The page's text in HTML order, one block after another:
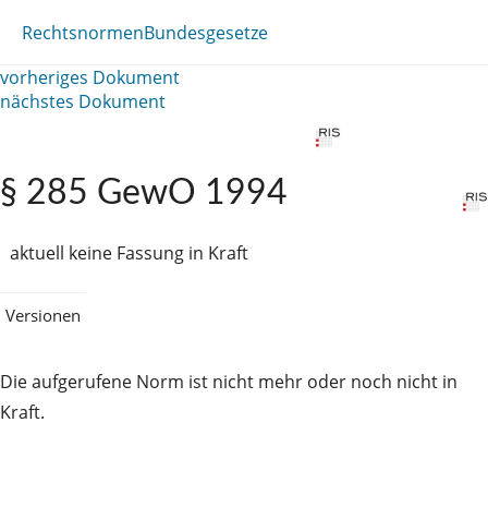
RechtsnormenBundesgesetze
vorheriges Dokument
nächstes Dokument
§ 285 GewO 1994
aktuell keine Fassung in Kraft
Versionen
Die aufgerufene Norm ist nicht mehr oder noch nicht in
Kraft.